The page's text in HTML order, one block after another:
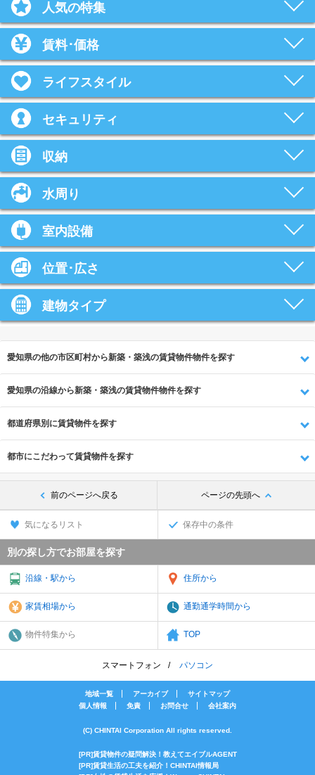
人気の特集
賃料･価格
ライフスタイル
セキュリティ
収納
水周り
室内設備
位置･広さ
建物タイプ
愛知県の他の市区町村から新築・築浅の賃貸物件物件を探す
愛知県の沿線から新築・築浅の賃貸物件物件を探す
都道府県別に賃貸物件を探す
都市にこだわって賃貸物件を探す
前のページへ戻る ページの先頭へ
気になるリスト 保存中の条件
別の探し方でお部屋を探す
沿線・駅から 住所から
家賃相場から 通勤通学時間から
物件特集から TOP
スマートフォン パソコン
地域一覧 アーカイブ
サイトマップ
個人情報
免責 お問合せ 会社案内
(C) CHINTAI Corporation All rights reserved.
[PR]賃貸物件の疑問解決！教えてエイブルAGENT
[PR]賃貸生活の工夫を紹介！CHINTAI情報局